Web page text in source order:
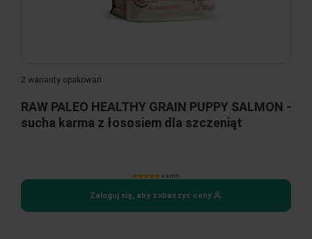
2 warianty opakowań
RAW PALEO HEALTHY GRAIN PUPPY SALMON -
sucha karma z łososiem dla szczeniąt
4.9 (117)
Zaloguj się, aby zobaczyć ceny